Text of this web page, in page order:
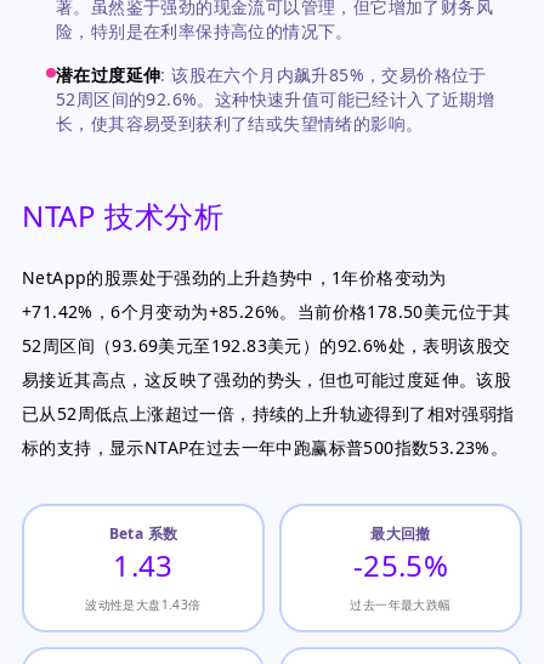
著。虽然鉴于强劲的现金流可以管理，但它增加了财务风
险，特别是在利率保持高位的情况下。
潜在过度延伸:该股在六个月内飙升85%，交易价格位于
52周区间的92.6%。这种快速升值可能已经计入了近期增
长，使其容易受到获利了结或失望情绪的影响。
NTAP 技术分析
NetApp的股票处于强劲的上升趋势中，1年价格变动为
+71.42%，6个月变动为+85.26%。当前价格178.50美元位于其
52周区间（93.69美元至192.83美元）的92.6%处，表明该股交
易接近其高点，这反映了强劲的势头，但也可能过度延伸。该股
已从52周低点上涨超过一倍，持续的上升轨迹得到了相对强弱指
标的支持，显示NTAP在过去一年中跑赢标普500指数53.23%。
Beta 系数
1.43
波动性是大盘1.43倍
最大回撤
-25.5%
过去一年最大跌幅